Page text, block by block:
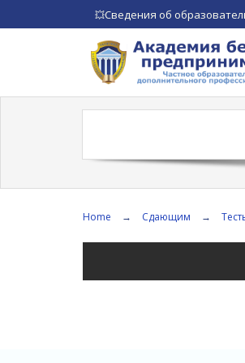
💥Сведения об
Home → Сдающим →